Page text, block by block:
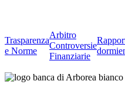
Trasparenza
e Norme
Arbitro
Controversie
Finanziarie